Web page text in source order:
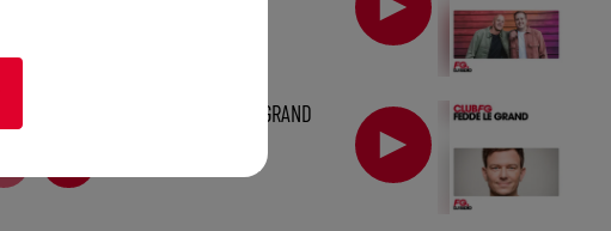
MIX : FEDDE LE GRAND